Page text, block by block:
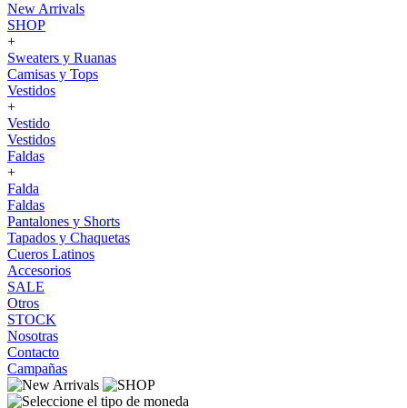
New Arrivals
SHOP
+
Sweaters y Ruanas
Camisas y Tops
Vestidos
+
Vestido
Vestidos
Faldas
+
Falda
Faldas
Pantalones y Shorts
Tapados y Chaquetas
Cueros Latinos
Accesorios
SALE
Otros
STOCK
Nosotras
Contacto
Campañas